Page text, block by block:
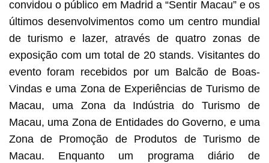
convidou o público em Madrid a “Sentir Macau” e os
últimos desenvolvimentos como um centro mundial
de turismo e lazer, através de quatro zonas de
exposição com um total de 20 stands. Visitantes do
evento foram recebidos por um Balcão de Boas-
Vindas e uma Zona de Experiências de Turismo de
Macau, uma Zona da Indústria do Turismo de
Macau, uma Zona de Entidades do Governo, e uma
Zona de Promoção de Produtos de Turismo de
Macau. Enquanto um programa diário de